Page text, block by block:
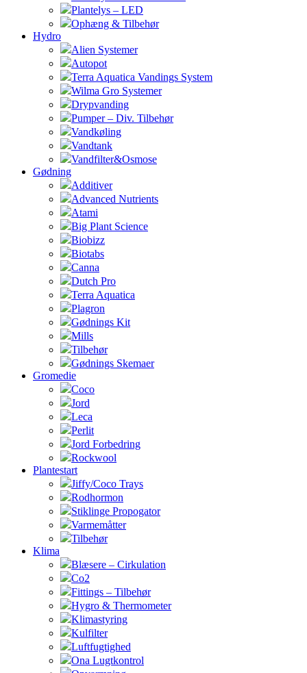
Plantelys – LED
Ophæng & Tilbehør
Hydro
Alien Systemer
Autopot
Terra Aquatica Vandings System
Wilma Gro Systemer
Drypvanding
Pumper – Div. Tilbehør
Vandkøling
Vandtank
Vandfilter&Osmose
Gødning
Additiver
Advanced Nutrients
Atami
Big Plant Science
Biobizz
Biotabs
Canna
Dutch Pro
Terra Aquatica
Plagron
Gødnings Kit
Mills
Tilbehør
Gødnings Skemaer
Gromedie
Coco
Jord
Leca
Perlit
Jord Forbedring
Rockwool
Plantestart
Jiffy/Coco Trays
Rodhormon
Stiklinge Propogator
Varmemåtter
Tilbehør
Klima
Blæsere – Cirkulation
Co2
Fittings – Tilbehør
Hygro & Thermometer
Klimastyring
Kulfilter
Luftfugtighed
Ona Lugtkontrol